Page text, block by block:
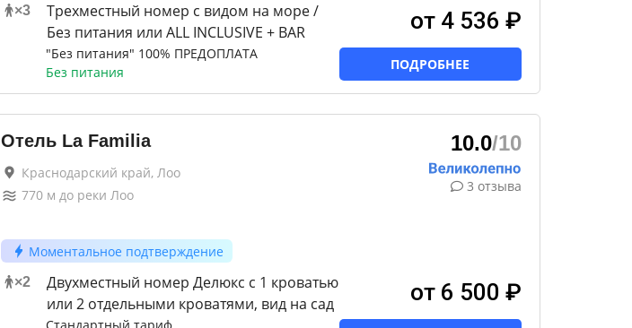
×3
Трехместный номер с видом на море /
Без питания или ALL INCLUSIVE + BAR
"Без питания" 100% ПРЕДОПЛАТА
Без питания
от 4 536 ₽
ПОДРОБНЕЕ
Отель La Familia
Краснодарский край, Лоо
770м до реки Лоо
Моментальное подтверждение
×2
Двухместный номер Делюкс с 1 кроватью
или 2 отдельными кроватями, вид на сад
10.0/10
3 отзыва
от 6 500 ₽